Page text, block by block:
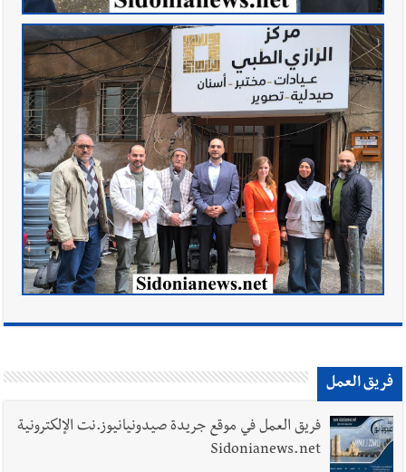
فريق العمل
فريق العمل في موقع جريدة صيدونيانيوز.نت الإلكترونية
Sidonianews.net